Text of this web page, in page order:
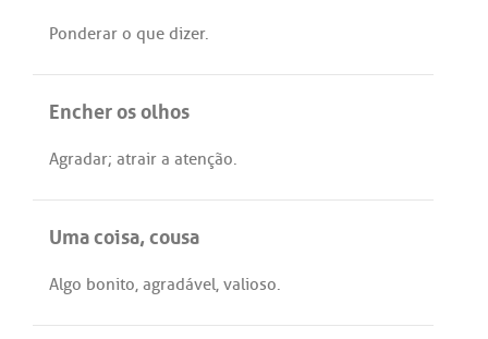
Ponderar o que dizer.
Encher os olhos
Agradar; atrair a atenção.
Uma coisa, cousa
Algo bonito, agradável, valioso.